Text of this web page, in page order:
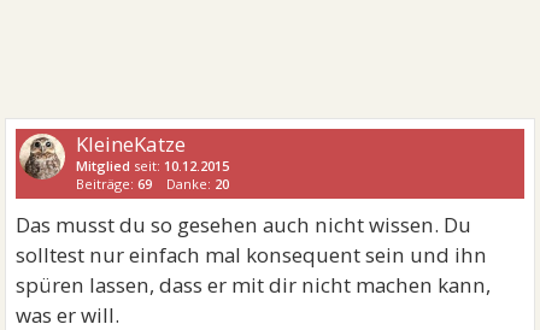
KleineKatze
Mitglied seit: 10.12.2015
Beiträge:69 Danke: 20
Das musst du so gesehen auch nicht wissen. Du
solltest nur einfach mal konsequent sein und ihn
spüren lassen, dass er mit dir nicht machen kann,
was er will.